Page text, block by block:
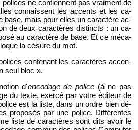
ne contiennent pas vrai­ment de
connaissent les ac­cents et les ca­
base, mais pour elles un ca­rac­tère ac­
de deux ca­rac­tères dis­tincts : un ca­
au ca­rac­tère de base. Et ce mé­ca­
la cé­sure du mot.
conte­nant les ca­rac­tères ac­cen­
seul bloc ».
d'en­co­dage de po­lice(à ne pas
du texte, exercé par votre édi­teur de
est la liste, dans un ordre bien dé­
pro­po­sés par une po­lice. Dif­fé­rentes
liste de ca­rac­tères sont dits avoir le